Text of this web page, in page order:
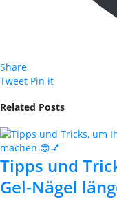
Share
Tweet Pin it
Related Posts
Tipps und
Gel-Nägel